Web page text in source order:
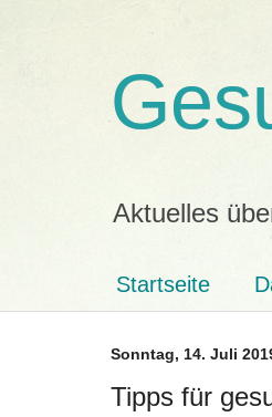
Aktuelles
Startseite
Sonntag, 14. Juli
Tipps für